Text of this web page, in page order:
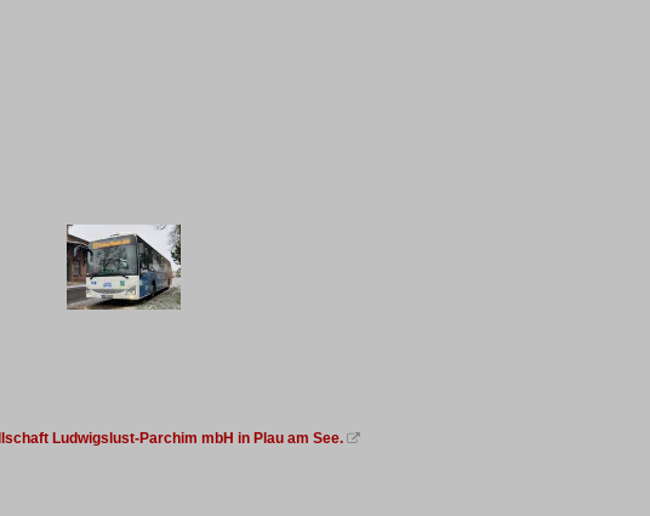
Ludwigslust-Parchim mbH in Plau am See. 